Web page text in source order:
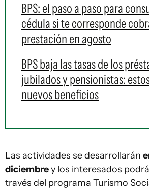
BPS: el paso a paso para
cédula si te corresponde
prestación en agosto
BPS baja las tasas de los
jubilados y pensionistas:
nuevos beneficios
Las actividades se desarrollarán
diciembrey los interesados
través del programa Turismo